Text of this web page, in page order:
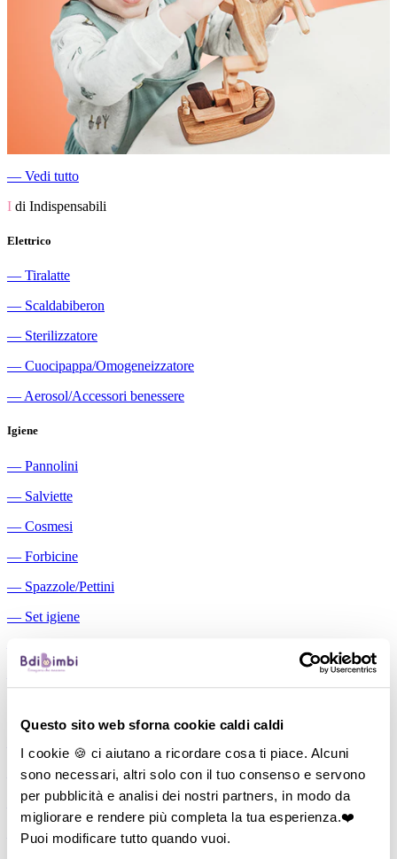
Questo sito web sforna cookie caldi caldi
I cookie 🍪 ci aiutano a ricordare cosa ti piace. Alcuni
sono necessari, altri solo con il tuo consenso e servono
per pubblicità e analisi dei nostri partners, in modo da
migliorare e rendere più completa la tua esperienza.❤️
Puoi modificare tutto quando vuoi.
― Vedi tutto
I di Indispensabili
Elettrico
― Tiralatte
― Scaldabiberon
― Sterilizzatore
― Cuocipappa/Omogeneizzatore
― Aerosol/Accessori benessere
Igiene
― Pannolini
― Salviette
― Cosmesi
― Forbicine
― Spazzole/Pettini
― Set igiene
Aspiratori nasali manuali
―
Cuscini allattamento
―Biberon
―
Tettarelle
―Succhietti